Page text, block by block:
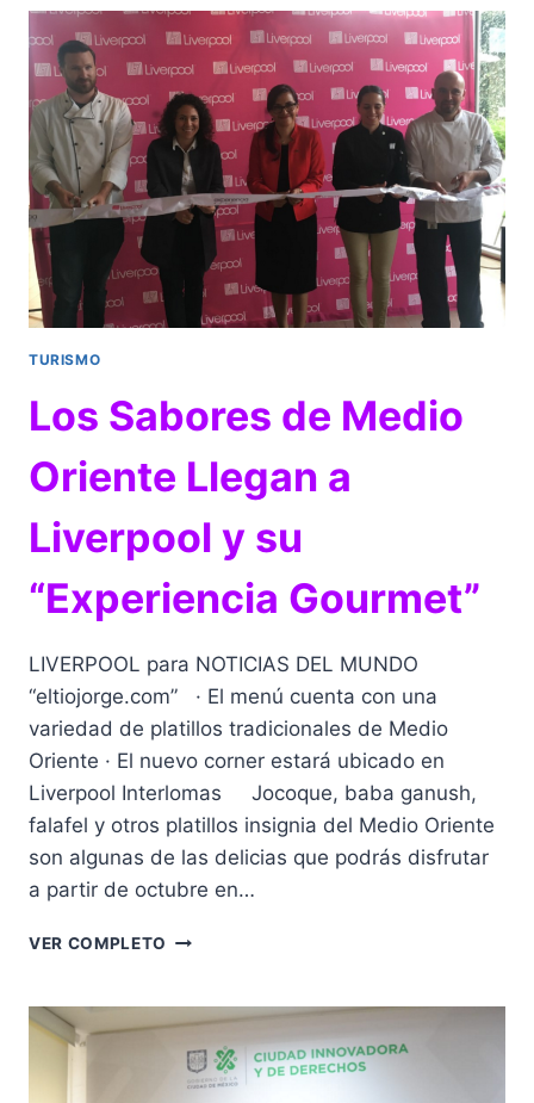
LA
FERIA
NACIONAL
DEL
MOLE,
EN
SAN
PEDRO
ATOCPAN,
MILPA
ALTA
TURISMO
Los Sabores de Medio
Oriente Llegan a
Liverpool y su
“Experiencia Gourmet”
LIVERPOOL para NOTICIAS DEL MUNDO
“eltiojorge.com” · El menú cuenta con una
variedad de platillos tradicionales de Medio
Oriente · El nuevo corner estará ubicado en
Liverpool Interlomas Jocoque, baba ganush,
falafel y otros platillos insignia del Medio Oriente
son algunas de las delicias que podrás disfrutar
a partir de octubre en…
VER COMPLETO LOS
MEDIO
LLEGAN